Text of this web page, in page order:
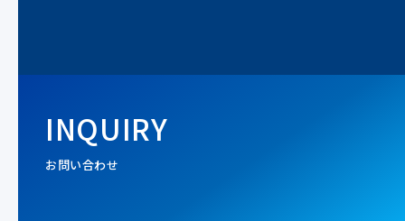
INQUIRY
お問い合わせ